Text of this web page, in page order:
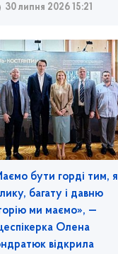
30 липня 2026 15:21
бути горді тим,
багату і давню
ми маємо», —
Олена
відкрила